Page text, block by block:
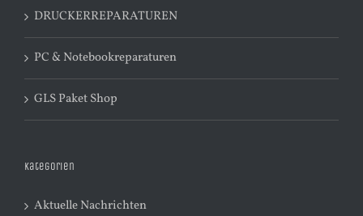
DRUCKERREPARATUREN
PC & Notebookreparaturen
GLS Paket Shop
Kategorien
Aktuelle Nachrichten